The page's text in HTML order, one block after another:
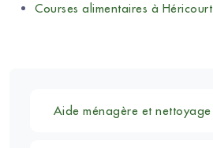
Aide ménagère et nettoyage
Courses alimentaires à Héricourt